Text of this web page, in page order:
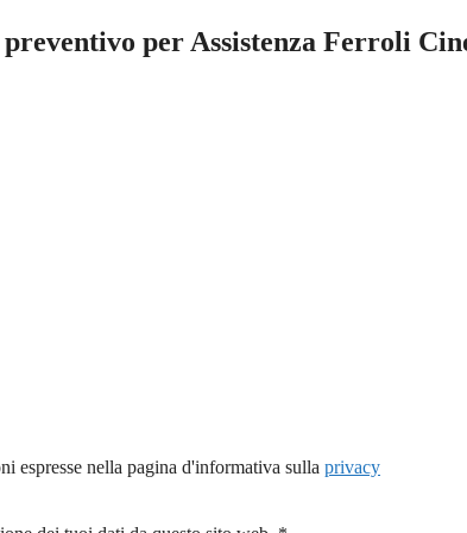
per Assistenza Ferroli
espresse nella pagina d'informativa sulla privacy